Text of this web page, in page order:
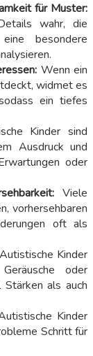
für Muster:
wahr, die
besondere
Wenn ein
widmet es
ein tiefes
Kinder sind
Ausdruck und
oder
Viele
vorhersehbaren
oft als
Kinder
oder
als auch
Kinder
Schritt für